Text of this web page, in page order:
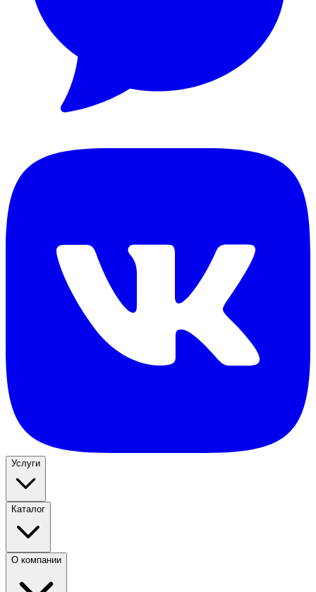
Услуги
Каталог
О компании